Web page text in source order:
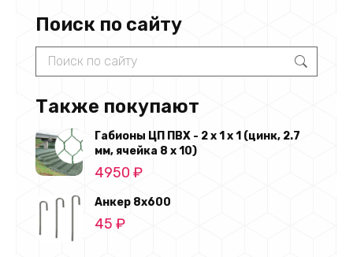
Поиск по сайту
Search:
Также покупают
Габионы ЦП ПВХ - 2 х 1 х 1 (цинк, 2.7
мм, ячейка 8 х 10)
4950 ₽
Анкер 8х600
45 ₽